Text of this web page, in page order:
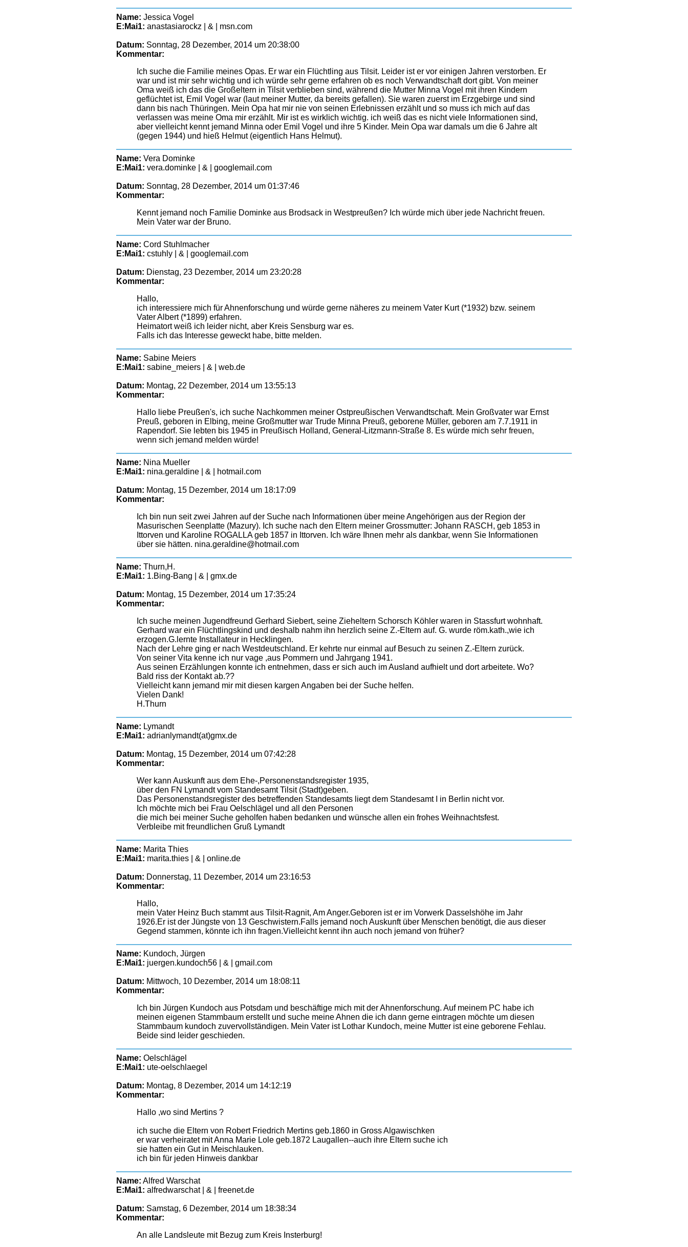
Name: Jessica Vogel
E:Mai1: anastasiarockz | & | msn.com
Datum: Sonntag, 28 Dezember, 2014 um 20:38:00
Kommentar:
Ich suche die Familie meines Opas. Er war ein Flüchtling aus Tilsit. Leider ist er vor einigen Jahren verstorben. Er
war und ist mir sehr wichtig und ich würde sehr gerne erfahren ob es noch Verwandtschaft dort gibt. Von meiner
Oma weiß ich das die Großeltern in Tilsit verblieben sind, während die Mutter Minna Vogel mit ihren Kindern
geflüchtet ist, Emil Vogel war (laut meiner Mutter, da bereits gefallen). Sie waren zuerst im Erzgebirge und sind
dann bis nach Thüringen. Mein Opa hat mir nie von seinen Erlebnissen erzählt und so muss ich mich auf das
verlassen was meine Oma mir erzählt. Mir ist es wirklich wichtig. ich weiß das es nicht viele Informationen sind,
aber vielleicht kennt jemand Minna oder Emil Vogel und ihre 5 Kinder. Mein Opa war damals um die 6 Jahre alt
(gegen 1944) und hieß Helmut (eigentlich Hans Helmut).
Name: Vera Dominke
E:Mai1: vera.dominke | & | googlemail.com
Datum: Sonntag, 28 Dezember, 2014 um 01:37:46
Kommentar:
Kennt jemand noch Familie Dominke aus Brodsack in Westpreußen? Ich würde mich über jede Nachricht freuen.
Mein Vater war der Bruno.
Name: Cord Stuhlmacher
E:Mai1: cstuhly | & | googlemail.com
Datum: Dienstag, 23 Dezember, 2014 um 23:20:28
Kommentar:
Hallo,
ich interessiere mich für Ahnenforschung und würde gerne näheres zu meinem Vater Kurt (*1932) bzw. seinem
Vater Albert (*1899) erfahren.
Heimatort weiß ich leider nicht, aber Kreis Sensburg war es.
Falls ich das Interesse geweckt habe, bitte melden.
Name: Sabine Meiers
E:Mai1: sabine_meiers | & | web.de
Datum: Montag, 22 Dezember, 2014 um 13:55:13
Kommentar:
Hallo liebe Preußen's, ich suche Nachkommen meiner Ostpreußischen Verwandtschaft. Mein Großvater war Ernst
Preuß, geboren in Elbing, meine Großmutter war Trude Minna Preuß, geborene Müller, geboren am 7.7.1911 in
Rapendorf. Sie lebten bis 1945 in Preußisch Holland, General-Litzmann-Straße 8. Es würde mich sehr freuen,
wenn sich jemand melden würde!
Name: Nina Mueller
E:Mai1: nina.geraldine | & | hotmail.com
Datum: Montag, 15 Dezember, 2014 um 18:17:09
Kommentar:
Ich bin nun seit zwei Jahren auf der Suche nach Informationen über meine Angehörigen aus der Region der
Masurischen Seenplatte (Mazury). Ich suche nach den Eltern meiner Grossmutter: Johann RASCH, geb 1853 in
Ittorven und Karoline ROGALLA geb 1857 in Ittorven. Ich wäre Ihnen mehr als dankbar, wenn Sie Informationen
über sie hätten. nina.geraldine@hotmail.com
Name: Thurn,H.
E:Mai1: 1.Bing-Bang | & | gmx.de
Datum: Montag, 15 Dezember, 2014 um 17:35:24
Kommentar:
Ich suche meinen Jugendfreund Gerhard Siebert, seine Zieheltern Schorsch Köhler waren in Stassfurt wohnhaft.
Gerhard war ein Flüchtlingskind und deshalb nahm ihn herzlich seine Z.-Eltern auf. G. wurde röm.kath.,wie ich
erzogen.G.lernte Installateur in Hecklingen.
Nach der Lehre ging er nach Westdeutschland. Er kehrte nur einmal auf Besuch zu seinen Z.-Eltern zurück.
Von seiner Vita kenne ich nur vage ,aus Pommern und Jahrgang 1941.
Aus seinen Erzählungen konnte ich entnehmen, dass er sich auch im Ausland aufhielt und dort arbeitete. Wo?
Bald riss der Kontakt ab.??
Vielleicht kann jemand mir mit diesen kargen Angaben bei der Suche helfen.
Vielen Dank!
H.Thurn
Name: Lymandt
E:Mai1: adrianlymandt(at)gmx.de
Datum: Montag, 15 Dezember, 2014 um 07:42:28
Kommentar:
Wer kann Auskunft aus dem Ehe-,Personenstandsregister 1935,
über den FN Lymandt vom Standesamt Tilsit (Stadt)geben.
Das Personenstandsregister des betreffenden Standesamts liegt dem Standesamt I in Berlin nicht vor.
Ich möchte mich bei Frau Oelschlägel und all den Personen
die mich bei meiner Suche geholfen haben bedanken und wünsche allen ein frohes Weihnachtsfest.
Verbleibe mit freundlichen Gruß Lymandt
Name: Marita Thies
E:Mai1: marita.thies | & | online.de
Datum: Donnerstag, 11 Dezember, 2014 um 23:16:53
Kommentar:
Hallo,
mein Vater Heinz Buch stammt aus Tilsit-Ragnit, Am Anger.Geboren ist er im Vorwerk Dasselshöhe im Jahr
1926.Er ist der Jüngste von 13 Geschwistern.Falls jemand noch Auskunft über Menschen benötigt, die aus dieser
Gegend stammen, könnte ich ihn fragen.Vielleicht kennt ihn auch noch jemand von früher?
Name: Kundoch, Jürgen
E:Mai1: juergen.kundoch56 | & | gmail.com
Datum: Mittwoch, 10 Dezember, 2014 um 18:08:11
Kommentar:
Ich bin Jürgen Kundoch aus Potsdam und beschäftige mich mit der Ahnenforschung. Auf meinem PC habe ich
meinen eigenen Stammbaum erstellt und suche meine Ahnen die ich dann gerne eintragen möchte um diesen
Stammbaum kundoch zuvervollständigen. Mein Vater ist Lothar Kundoch, meine Mutter ist eine geborene Fehlau.
Beide sind leider geschieden.
Name: Oelschlägel
E:Mai1: ute-oelschlaegel
Datum: Montag, 8 Dezember, 2014 um 14:12:19
Kommentar:
Hallo ,wo sind Mertins ?
ich suche die Eltern von Robert Friedrich Mertins geb.1860 in Gross Algawischken
er war verheiratet mit Anna Marie Lole geb.1872 Laugallen--auch ihre Eltern suche ich
sie hatten ein Gut in Meischlauken.
ich bin für jeden Hinweis dankbar
Name: Alfred Warschat
E:Mai1: alfredwarschat | & | freenet.de
Datum: Samstag, 6 Dezember, 2014 um 18:38:34
Kommentar:
An alle Landsleute mit Bezug zum Kreis Insterburg!